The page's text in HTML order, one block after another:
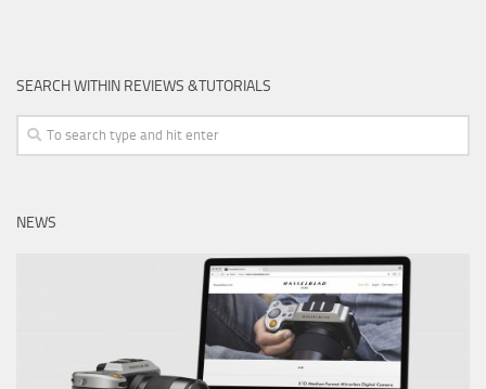
SEARCH WITHIN REVIEWS &TUTORIALS
NEWS